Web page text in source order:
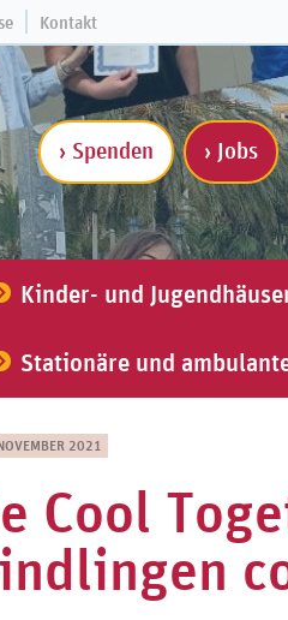
Kontakt
› Spenden › Jobs
Kinder- und
Stationäre und
2021
Cool